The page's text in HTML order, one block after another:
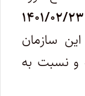
سازمان
و نسبت به